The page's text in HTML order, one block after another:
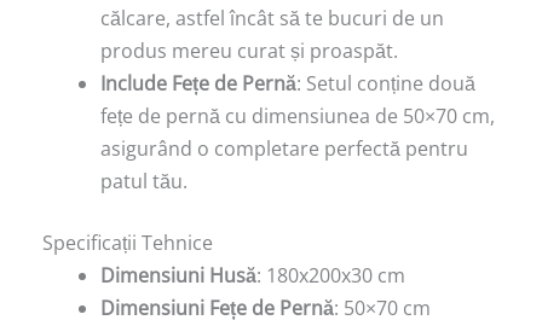
călcare, astfel încât să te bucuri de un
produs mereu curat și proaspăt.
Include Fețe de Pernă: Setul conține două
fețe de pernă cu dimensiunea de 50×70 cm,
asigurând o completare perfectă pentru
patul tău.
Specificații Tehnice
Dimensiuni Husă: 180x200x30 cm
Dimensiuni Fețe de Pernă: 50×70 cm